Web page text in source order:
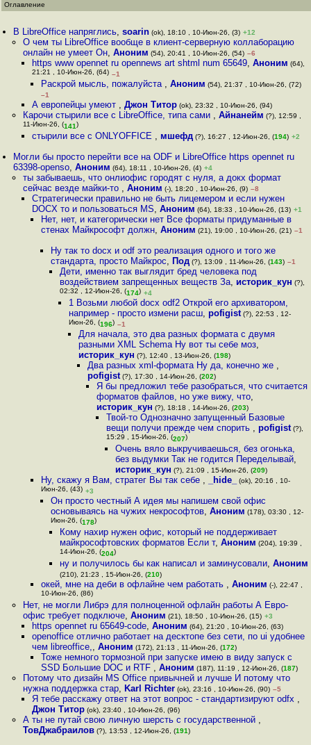
Оглавление
В LibreOffice напряглись,soarin (ok), 18:10 , 10-Июн-26, (3) +12
О чем ты LibreOffice вообще в клиент-серверную коллаборацию
онлайн не умеет Он, Аноним (54), 20:41 , 10-Июн-26, (54) –6
https www opennet ru opennews art shtml num 65649, Аноним (64),
21:21 , 10-Июн-26, (64) –1
Раскрой мысль, пожалуйста ,Аноним (54), 21:37 , 10-Июн-26, (72)
–1
А европейцы умеют , Джон Титор(ok), 23:32 , 10-Июн-26, (94)
Карочи стырили все с LibreOffice, типа сами , Айнанейм (?), 12:59 ,
11-Июн-26, (141)
стырили все с ONLYOFFICE , мшефд(?), 16:27 , 12-Июн-26, (194) +2
Могли бы просто перейти все на ODF и LibreOffice https opennet ru
63398-openso,Аноним (64), 18:11 , 10-Июн-26, (4) +4
ты забываешь, что онлиофис городят с нуля, а докх формат
сейчас везде майки-то , Аноним (-), 18:20 , 10-Июн-26, (9) –8
Стратегически правильно не быть лицемером и если нужен
DOCX то и пользоваться MS, Аноним (64), 18:33 , 10-Июн-26, (13) +1
Нет, нет, и категорически нет Все форматы придуманные в
стенах Майкрософт должн,Аноним (21), 19:00 , 10-Июн-26, (21) –1
Ну так то docx и odf это реализация одного и того же
стандарта, просто Майкрос, Под(?), 13:09 , 11-Июн-26, (143) –1
Дети, именно так выглядит бред человека под
воздействием запрещенных веществ За, историк_кун (?),
02:32 , 12-Июн-26, (174) +4
1 Возьми любой docx odf2 Открой его архиватором,
например - просто измени расш,pofigist (?), 22:53 , 12-
Июн-26, (196) –1
Для начала, это два разных формата с двумя
разными XML Schema Ну вот ты себе моз,
историк_кун (?), 12:40 , 13-Июн-26, (198)
Два разных xml-формата Ну да, конечно же ,
pofigist(?), 17:30 , 14-Июн-26, (202)
Я бы предложил тебе разобраться, что считается
форматов файлов, но уже вижу, что,
историк_кун (?), 18:18 , 14-Июн-26, (203)
Твой-то Однозначно запущенный Базовые
вещи получи прежде чем спорить , pofigist(?),
15:29 , 15-Июн-26, (207)
Очень вяло выкручиваешься, без огонька,
без выдумки Так не годится Переделывай,
историк_кун (?), 21:09 , 15-Июн-26, (209)
Ну, скажу я Вам, стратег Вы так себе , _hide_ (ok), 20:16 , 10-
Июн-26, (43) +3
Он просто честный А идея мы напишем свой офис
основываясь на чужих некрософтов, Аноним (178), 03:30 , 12-
Июн-26, (178)
Кому нахир нужен офис, который не поддерживает
майкрософтовских форматов Если т, Аноним (204), 19:39 ,
14-Июн-26, (204)
ну и получилось бы как написал и заминусовали, Аноним
(210), 21:23 , 15-Июн-26, (210)
окей, мне на деби в офлайне чем работать ,Аноним (-), 22:47 ,
10-Июн-26, (86)
Нет, не могли Либрэ для полноценной офлайн работы А Евро-
офис требует подключе, Аноним (21), 18:50 , 10-Июн-26, (15) +3
https opennet ru 65649-code, Аноним (64), 21:20 , 10-Июн-26, (63)
openoffice отлично работает на десктопе без сети, по ui удобнее
чем libreoffice,, Аноним (172), 21:13 , 11-Июн-26, (172)
Тоже немного тормозной при запуске имею в виду запуск с
SSD Большие DOC и RTF ,Аноним (187), 11:19 , 12-Июн-26, (187)
Потому что дизайн MS Office привычней и лучше И потому что
нужна поддержка стар, Karl Richter(ok), 23:16 , 10-Июн-26, (90) –5
Я тебе расскажу ответ на этот вопрос - стандартизируют odfx ,
Джон Титор(ok), 23:40 , 10-Июн-26, (96)
А ты не путай свою личную шерсть с государственной ,
ТовДжабраилов(?), 13:53 , 12-Июн-26, (191)